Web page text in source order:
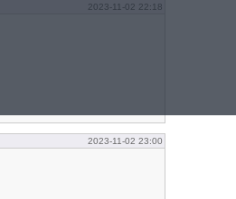
2023-11-02 22:18
2023-11-02 23:00